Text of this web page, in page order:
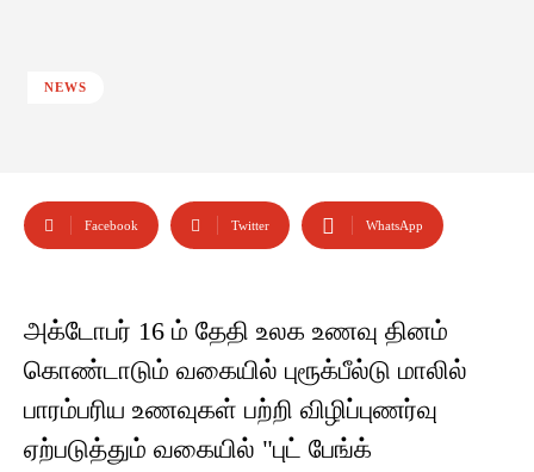
NEWS
Facebook Twitter WhatsApp
அக்டோபர் 16 ம் தேதி உலக உணவு தினம்
கொண்டாடும் வகையில் புரூக்பீல்டு மாலில்
பாரம்பரிய உணவுகள் பற்றி விழிப்புணர்வு
ஏற்படுத்தும் வகையில் "புட் பேங்க்